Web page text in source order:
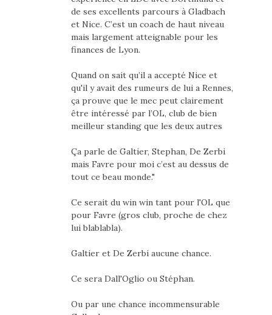
de ses excellents parcours à Gladbach
et Nice. C’est un coach de haut niveau
mais largement atteignable pour les
finances de Lyon.
Quand on sait qu’il a accepté Nice et
qu'il y avait des rumeurs de lui a Rennes,
ça prouve que le mec peut clairement
être intéressé par l’OL, club de bien
meilleur standing que les deux autres
Ça parle de Galtier, Stephan, De Zerbi
mais Favre pour moi c’est au dessus de
tout ce beau monde."
Ce serait du win win tant pour l'OL que
pour Favre (gros club, proche de chez
lui blablabla).
Galtier et De Zerbi aucune chance.
Ce sera Dall'Oglio ou Stéphan.
Ou par une chance incommensurable